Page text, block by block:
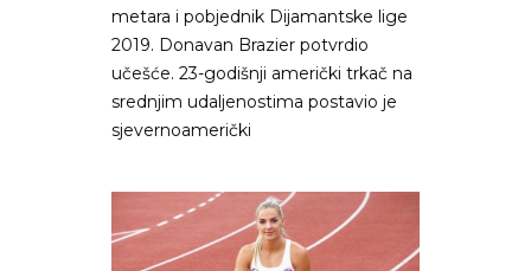
metara i pobjednik Dijamantske lige
2019. Donavan Brazier potvrdio
učešće. 23-godišnji američki trkač na
srednjim udaljenostima postavio je
sjevernoamerički